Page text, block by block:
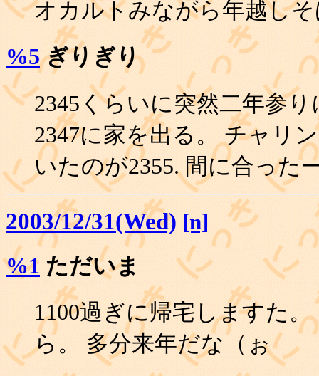
オカルトみながら年越し
%5ぎりぎり
2345くらいに突然二年参
2347に家を出る。 チャリ
いたのが2355. 間に合った
2003/12/31(Wed) [n]
%1 ただいま
1100過ぎに帰宅しますた
ら。 多分来年だな（ぉ